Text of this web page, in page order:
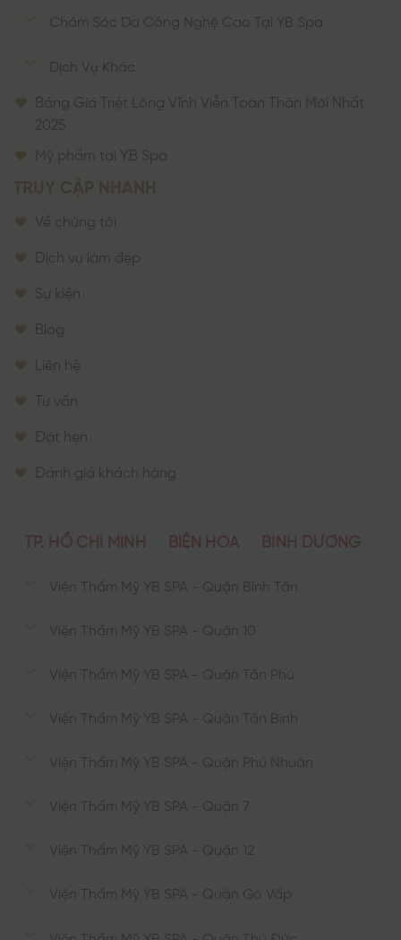
Chăm Sóc Da Công Nghệ Cao Tại YB Spa
Dịch Vụ Khác
Bảng Giá Triệt Lông Vĩnh Viễn Toàn Thân Mới Nhất
2025
Mỹ phẩm tại YB Spa
Về chúng tôi
Dịch vụ làm đẹp
Sự kiện
Blog
Liên hệ
Tư vấn
Đặt hẹn
Đánh giá khách hàng
TP. HỒ CHÍ MINH BIÊN HÒA BÌNH DƯƠNG
Viện Thẩm Mỹ YB SPA - Quận Bình Tân
Viện Thẩm Mỹ YB SPA - Quận 10
Viện Thẩm Mỹ YB SPA - Quận Tân Phú
Viện Thẩm Mỹ YB SPA - Quận Tân Bình
Viện Thẩm Mỹ YB SPA - Quận Phú Nhuận
Viện Thẩm Mỹ YB SPA - Quận 7
Viện Thẩm Mỹ YB SPA - Quận 12
Viện Thẩm Mỹ YB SPA - Quận Gò Vấp
Viện Thẩm Mỹ YB SPA - Quận Thủ Đức